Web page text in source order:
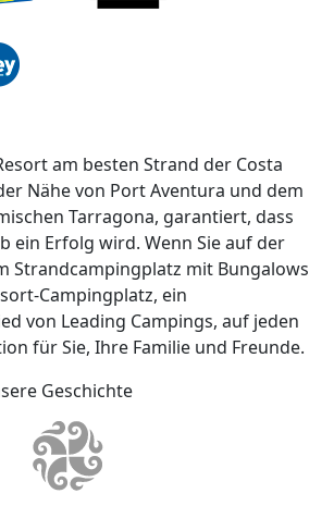
am besten Strand der Costa
Nähe von Port Aventura und dem
Tarragona, garantiert, dass
ein Erfolg wird. Wenn Sie auf der
Strandcampingplatz mit Bungalows
Campingplatz, ein
von Leading Campings, auf jeden
für Sie, Ihre Familie und Freunde.
Geschichte